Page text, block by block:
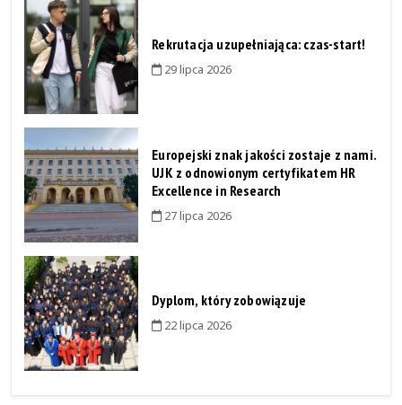
Rekrutacja uzupełniająca: czas-start!
29 lipca 2026
Europejski znak jakości zostaje z nami.
UJK z odnowionym certyfikatem HR
Excellence in Research
27 lipca 2026
Dyplom, który zobowiązuje
22 lipca 2026